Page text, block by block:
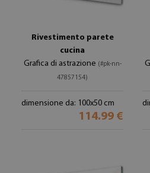
Rivestimento parete
cucina
Grafica di astrazione (#pk-nn-
47857154)
dimensione da: 100x50 cm
114.99 €